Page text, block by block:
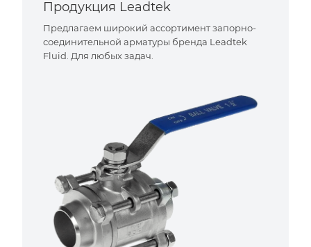
Продукция Leadtek
Предлагаем широкий ассортимент запорно-
соединительной арматуры бренда Leadtek
Fluid. Для любых задач.